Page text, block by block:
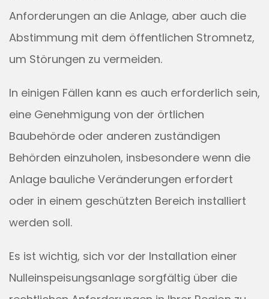
Anforderungen an die Anlage, aber auch die
Abstimmung mit dem öffentlichen Stromnetz,
um Störungen zu vermeiden.
In einigen Fällen kann es auch erforderlich sein,
eine Genehmigung von der örtlichen
Baubehörde oder anderen zuständigen
Behörden einzuholen, insbesondere wenn die
Anlage bauliche Veränderungen erfordert
oder in einem geschützten Bereich installiert
werden soll.
Es ist wichtig, sich vor der Installation einer
Nulleinspeisungsanlage sorgfältig über die